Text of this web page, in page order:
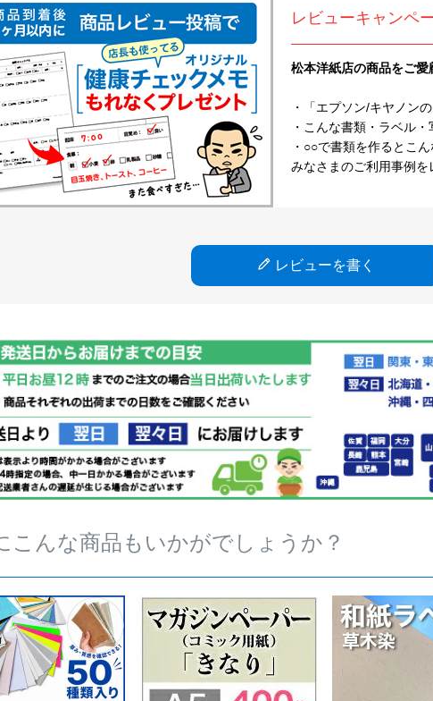
レビューキャンペ
松本洋紙店の商品をご愛
・「エプソン/キヤノン
・こんな書類・ラベル
・○○で書類を作るとこ
みなさまのご利用事例を
レビューを書く
こんな商品もいかがでしょうか？